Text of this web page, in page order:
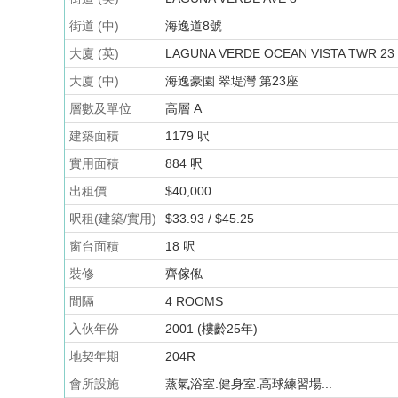
街道 (中)
海逸道8號
大廈 (英)
LAGUNA VERDE OCEAN VISTA TWR 23
大廈 (中)
海逸豪園 翠堤灣 第23座
層數及單位
高層 A
建築面積
1179 呎
實用面積
884 呎
出租價
$40,000
呎租(建築/實用)
$33.93 / $45.25
窗台面積
18 呎
裝修
齊傢俬
間隔
4 ROOMS
入伙年份
2001 (樓齡25年)
地契年期
204R
會所設施
蒸氣浴室.健身室.高球練習場...